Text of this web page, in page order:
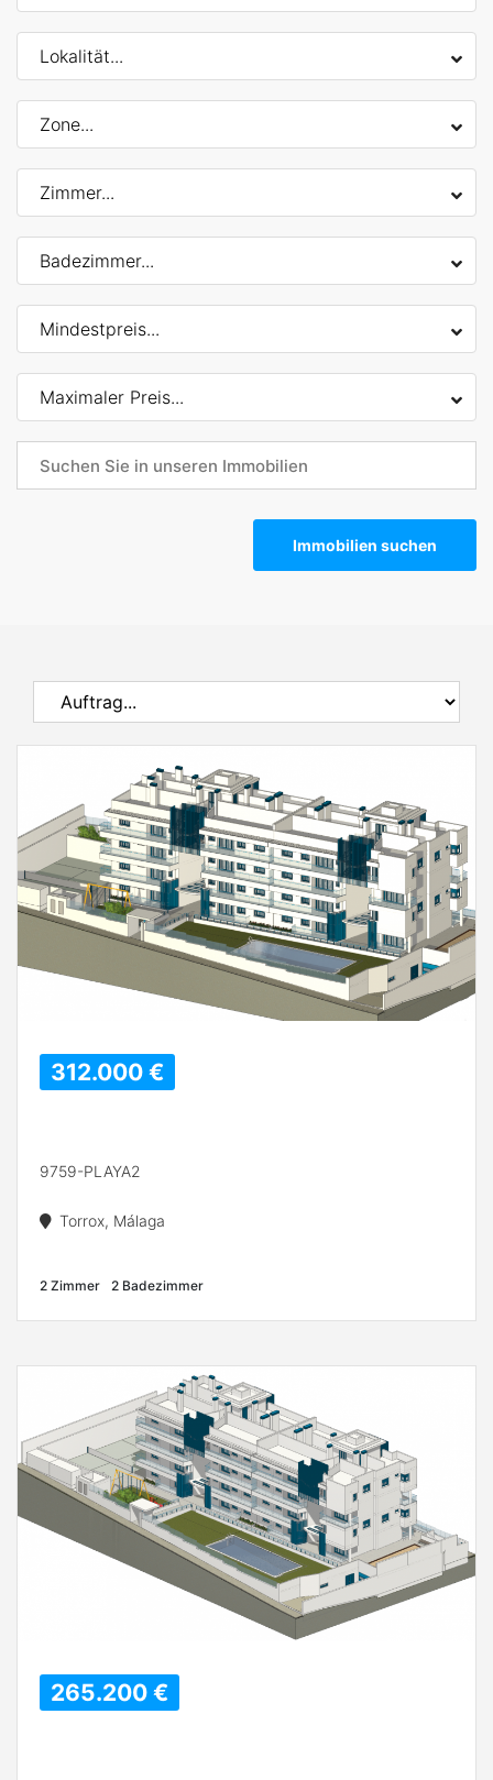
Immobilien suchen
312.000 €
9759-PLAYA2
Torrox, Málaga
2 Zimmer 2 Badezimmer
265.200 €